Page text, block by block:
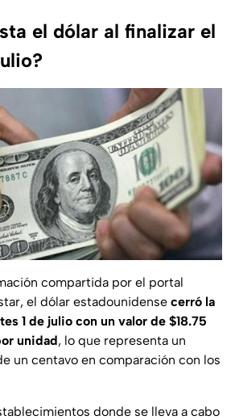
el dólar al finalizar el
compartida por el portal
el dólar estadounidense cerró la
1 de julio con un valor de $18.75
unidad, lo que representa un
un centavo en comparación con los
donde se lleva a cabo